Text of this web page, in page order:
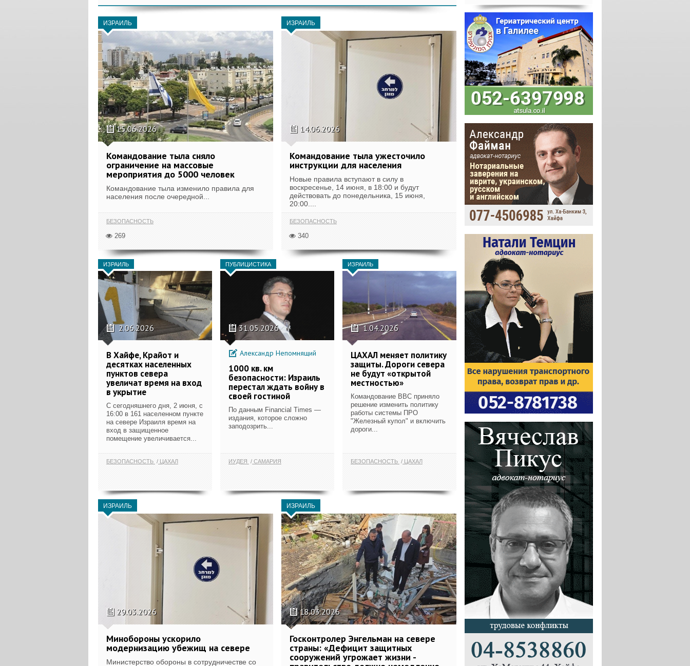
ИЗРАИЛЬ
15.06.2026
Командование тыла сняло
ограничение на массовые
мероприятия до 5000 человек
Командование тыла изменило правила для
населения после очередной...
БЕЗОПАСНОСТЬ
269
ИЗРАИЛЬ
14.06.2026
Командование тыла ужесточило
инструкции для населения
Новые правила вступают в силу в
воскресенье, 14 июня, в 18:00 и будут
действовать до понедельника, 15 июня,
20:00....
БЕЗОПАСНОСТЬ
340
ИЗРАИЛЬ
2.06.2026
В Хайфе, Крайот и
десятках населенных
пунктов севера
увеличат время на вход
в укрытие
С сегодняшнего дня, 2 июня, с
16:00 в 161 населенном пункте
на севере Израиля время на
вход в защищенное
помещение увеличивается...
БЕЗОПАСНОСТЬ ЦАХАЛ
ПУБЛИЦИСТИКА
31.05.2026
Александр Непомнящий
1000 кв. км
безопасности: Израиль
перестал ждать войну в
своей гостиной
По данным Financial Times —
издания, которое сложно
заподозрить...
ИУДЕЯ САМАРИЯ
ИЗРАИЛЬ
1.04.2026
ЦАХАЛ меняет политику
защиты. Дороги севера
не будут «открытой
местностью»
Командование ВВС приняло
решение изменить политику
работы системы ПРО
"Железный купол" и включить
дороги...
БЕЗОПАСНОСТЬ ЦАХАЛ
ИЗРАИЛЬ
29.03.2026
Минобороны ускорило
модернизацию убежищ на севере
Министерство обороны в сотрудничестве со
ИЗРАИЛЬ
18.03.2026
Госконтролер Энгельман на севере
страны: «Дефицит защитных
сооружений угрожает жизни -